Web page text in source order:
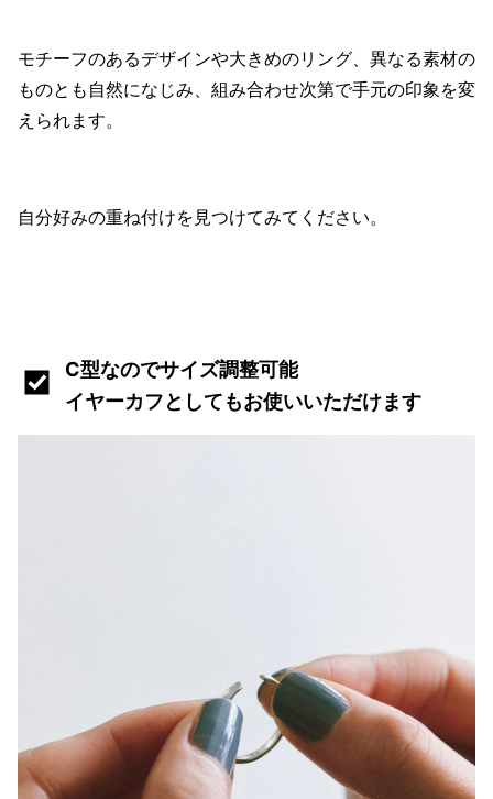
モチーフのあるデザインや大きめのリング、異なる素材の
ものとも自然になじみ、組み合わせ次第で手元の印象を変
えられます。
自分好みの重ね付けを見つけてみてください。
C型なのでサイズ調整可能
イヤーカフとしてもお使いいただけます